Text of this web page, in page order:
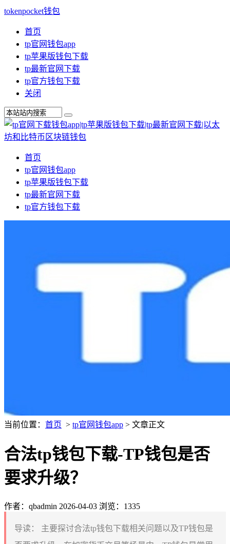
tokenpocket钱包
首页
tp官网钱包app
tp苹果版钱包下载
tp最新官网下载
tp官方钱包下载
关闭
首页
tp官网钱包app
tp苹果版钱包下载
tp最新官网下载
tp官方钱包下载
当前位置： 首页 > tp官网钱包app > 文章正文
合法tp钱包下载-TP钱包是否
要求升级？
作者：qbadmin 2026-04-03 浏览：1335
导读：
主要探讨合法tp钱包下载相关问题以及TP钱包是